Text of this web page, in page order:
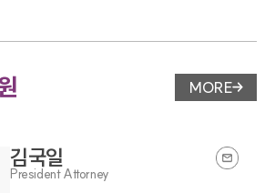
변호사 페
MORE
김국일
President Attorney